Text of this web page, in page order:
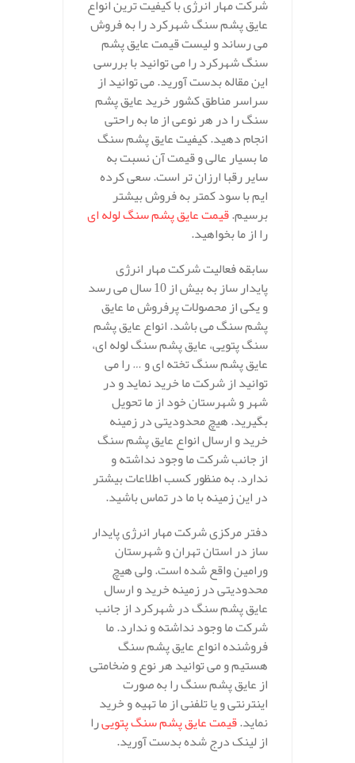
شرکت مهار انرژی با کیفیت ترین انواع
عایق پشم سنگ شهرکرد را به فروش
می رساند و لیست قیمت عایق پشم
سنگ شهرکرد را می توانید با بررسی
این مقاله بدست آورید. می توانید از
سراسر مناطق کشور خرید عایق پشم
سنگ را در هر نوعی از ما به راحتی
انجام دهید. کیفیت عایق پشم سنگ
ما بسیار عالی و قیمت آن نسبت به
سایر رقبا ارزان تر است. سعی کرده
ایم با سود کمتر به فروش بیشتر
برسیم.قیمت عایق پشم سنگ لوله ای
را از ما بخواهید.
سابقه فعالیت شرکت مهار انرژی
پایدار ساز به بیش از 10 سال می رسد
و یکی از محصولات پرفروش ما عایق
پشم سنگ می باشد. انواع عایق پشم
سنگ پتویی، عایق پشم سنگ لوله ای،
عایق پشم سنگ تخته ای و … را می
توانید از شرکت ما خرید نماید و در
شهر و شهرستان خود از ما تحویل
بگیرید. هیچ محدودیتی در زمینه
خرید و ارسال انواع عایق پشم سنگ
از جانب شرکت ما وجود نداشته و
ندارد. به منظور کسب اطلاعات بیشتر
در این زمینه با ما در تماس باشید.
دفتر مرکزی شرکت مهار انرژی پایدار
ساز در استان تهران و شهرستان
ورامین واقع شده است. ولی هیچ
محدودیتی در زمینه خرید و ارسال
عایق پشم سنگ در شهرکرد از جانب
شرکت ما وجود نداشته و ندارد. ما
فروشنده انواع عایق پشم سنگ
هستیم و می توانید هر نوع و ضخامتی
از عایق پشم سنگ را به صورت
اینترنتی و یا تلفنی از ما تهیه و خرید
نماید.قیمت عایق پشم سنگ پتوییرا
از لینک درج شده بدست آورید.